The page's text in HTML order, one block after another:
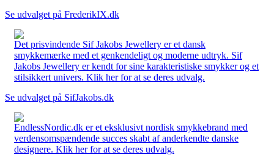
Se udvalget på FrederikIX.dk
Det prisvindende Sif Jakobs Jewellery er et dansk
smykkemærke med et genkendeligt og moderne udtryk. Sif
Jakobs Jewellery er kendt for sine karakteristiske smykker og et
stilsikkert univers. Klik her for at se deres udvalg.
Se udvalget på SifJakobs.dk
EndlessNordic.dk er et eksklusivt nordisk smykkebrand med
verdensomspændende succes skabt af anderkendte danske
designere. Klik her for at se deres udvalg.